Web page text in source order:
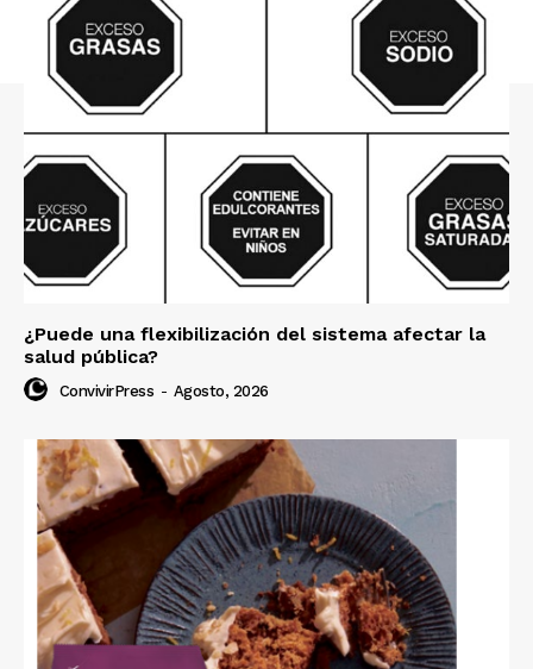
¿Puede una flexibilización del sistema afectar la
salud pública?
ConvivirPress - Agosto, 2026